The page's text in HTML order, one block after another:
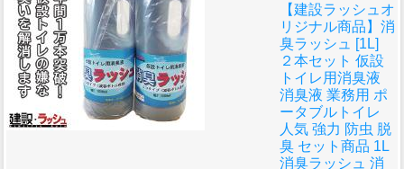
【建設ラッシュオ
リジナル商品】消
臭ラッシュ [1L]
２本セット 仮設
トイレ用消臭液
消臭液 業務用 ポ
ータブルトイレ
人気 強力 防虫 脱
臭 セット商品 1L
消臭ラッシュ 消